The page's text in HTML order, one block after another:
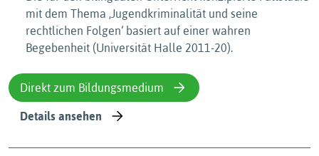
mit dem Thema ‚Jugendkriminalität und seine
rechtlichen Folgen‘ basiert auf einer wahren
Begebenheit (Universität Halle 2011-20).
Direkt zum Bildungsmedium
Details ansehen